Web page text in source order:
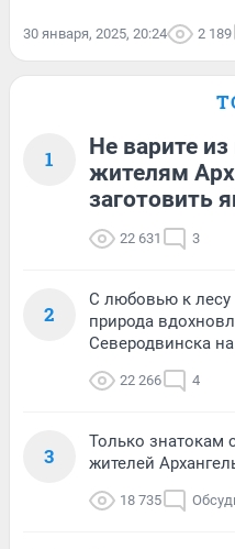
30 января, 2025, 20:24 2 189
1
Не варите
жителям
заготовить
22 631 3
2
С любовью к лесу
природа
Северодвинска
22 266 4
3
Только знатокам
жителей
18 735